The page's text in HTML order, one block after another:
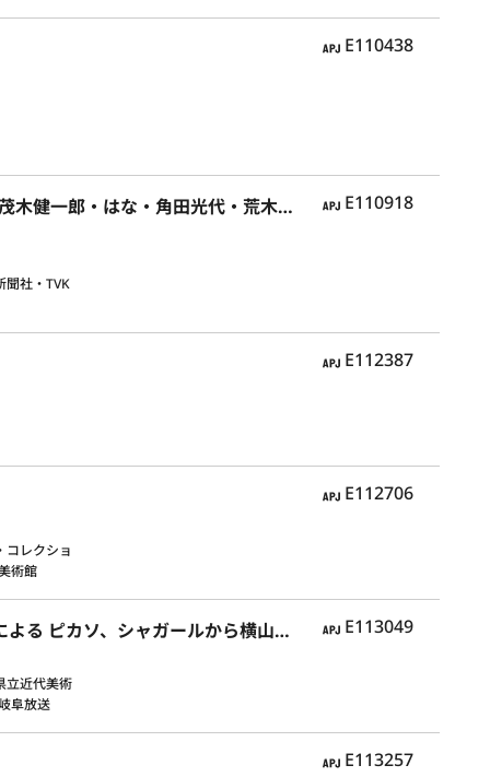
APJ
E110438
APJ
E110918
4人が創る「わたしの美術館」展－とっておきの横浜美術館コレクション〈茂木健一郎・はな・角田光代・荒木経惟〉
聞社・TVK
APJ
E112387
APJ
E112706
コレクショ
術館
APJ
E113049
20世紀美術への招待状〈富山県立近代美術館・富山県水墨美術館所蔵作品による ピカソ、シャガールから横山大観、竹内栖鳳まで〉
立近代美術
阜放送
APJ
E113257